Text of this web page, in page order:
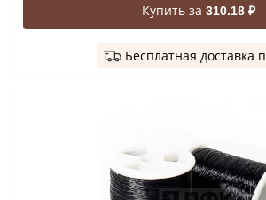
Купить за 310.18 ₽
Бесплатная доставка